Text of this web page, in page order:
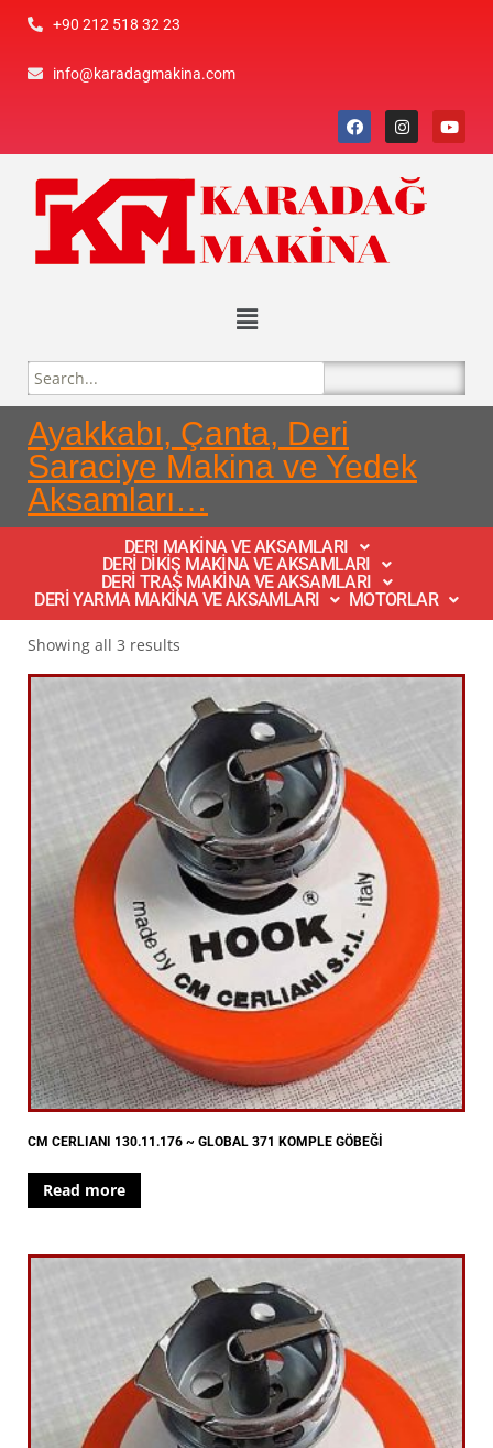
+90 212 518 32 23
info@karadagmakina.com
Ayakkabı, Çanta, Deri
Saraciye Makina ve Yedek
Aksamları…
DERI MAKİNA VE AKSAMLARI
DERİ DİKİŞ MAKİNA VE AKSAMLARI
DERİ TRAŞ MAKİNA VE AKSAMLARI
DERİ YARMA MAKİNA VE AKSAMLARI
MOTORLAR
Showing all 3 results
CM CERLIANI 130.11.176 ~ GLOBAL 371 KOMPLE GÖBEĞİ
Read more